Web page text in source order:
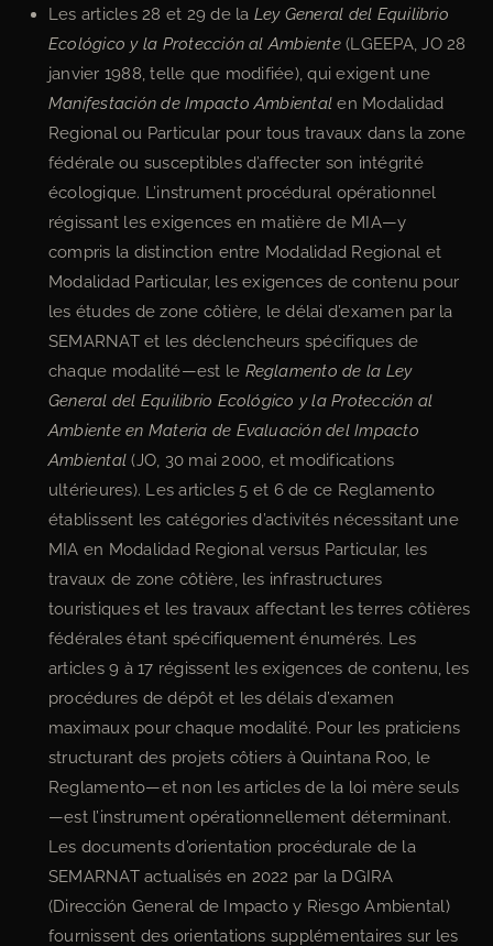
Les articles 28 et 29 de la Ley General del Equilibrio
Ecológico y la Protección al Ambiente(LGEEPA, JO 28
janvier 1988, telle que modifiée), qui exigent une
Manifestación de Impacto Ambiental en Modalidad
Regional ou Particular pour tous travaux dans la zone
fédérale ou susceptibles d’affecter son intégrité
écologique. L’instrument procédural opérationnel
régissant les exigences en matière de MIA—y
compris la distinction entre Modalidad Regional et
Modalidad Particular, les exigences de contenu pour
les études de zone côtière, le délai d’examen par la
SEMARNAT et les déclencheurs spécifiques de
chaque modalité—est le Reglamento de la Ley
General del Equilibrio Ecológico y la Protección al
Ambiente en Materia de Evaluación del Impacto
Ambiental (JO, 30 mai 2000, et modifications
ultérieures). Les articles 5 et 6 de ce Reglamento
établissent les catégories d’activités nécessitant une
MIA en Modalidad Regional versus Particular, les
travaux de zone côtière, les infrastructures
touristiques et les travaux affectant les terres côtières
fédérales étant spécifiquement énumérés. Les
articles 9 à 17 régissent les exigences de contenu, les
procédures de dépôt et les délais d’examen
maximaux pour chaque modalité. Pour les praticiens
structurant des projets côtiers à Quintana Roo, le
Reglamento—et non les articles de la loi mère seuls
—est l’instrument opérationnellement déterminant.
Les documents d’orientation procédurale de la
SEMARNAT actualisés en 2022 par la DGIRA
(Dirección General de Impacto y Riesgo Ambiental)
fournissent des orientations supplémentaires sur les